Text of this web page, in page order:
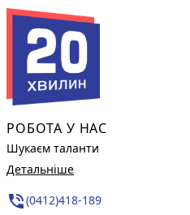
РОБОТА У НАС
Шукаєм таланти
Детальніше
phone_in_talk(0412)418-189